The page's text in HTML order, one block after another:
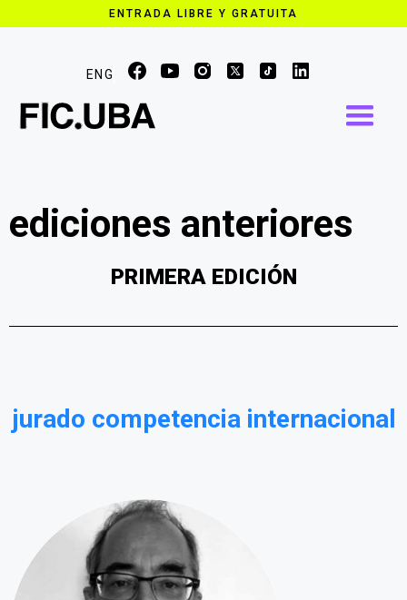
ENTRADA LIBRE Y GRATUITA
ENG
ediciones anteriores
PRIMERA EDICIÓN
jurado competencia internacional